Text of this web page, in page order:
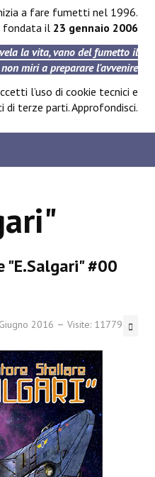
a fare fumetti nel 1996.
fondata il 23 gennaio 2006
la vita, vano del fumetto il
miri a preparare l'avvenire
l’uso di cookie tecnici e
di terze parti.Approfondisci.
"E.Salgari" #00
2016 Visite: 11779